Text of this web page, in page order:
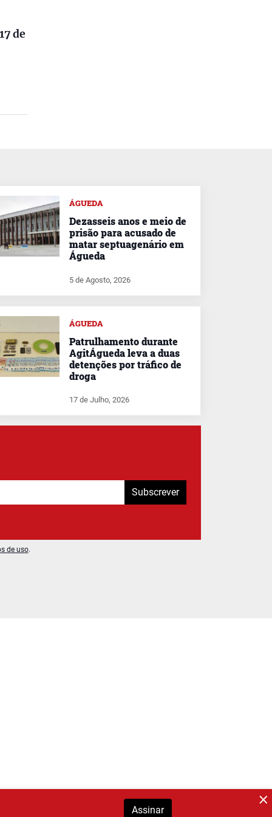
de
ÁGUEDA
Dezasseis anos e meio de
prisão para acusado de
matar septuagenário em
Águeda
5 de Agosto, 2026
ÁGUEDA
Patrulhamento durante
AgitÁgueda leva a duas
detenções por tráfico de
droga
17 de Julho, 2026
Subscrever
de uso.
Assinar